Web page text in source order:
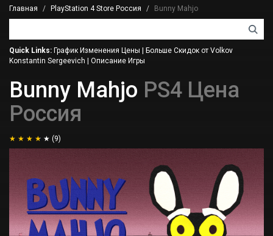
Главная PlayStation 4 Store Россия Bunny Mahjo
Quick Links: График Изменения Цены
Больше Скидок от Volkov
Konstantin Sergeevich
Описание Игры
Bunny Mahjo PS4 Цена
Россия
(9)